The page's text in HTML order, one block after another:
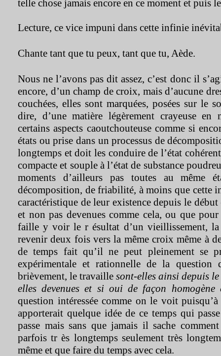
telle chose jamais encore en ce moment et puis
Lecture, ce vice impuni dans cette infinie
Chante tant que tu peux, tant que tu, Aède.
Nous ne l’avons pas dit assez, c’est donc il
encore, d’un champ de croix, mais d’aucune
couchées, elles sont marquées, posées sur le
dire, d’une matière légèrement crayeuse en
certains aspects caoutchouteuse comme si
états ou prise dans un processus de
longtemps et doit les conduire de l’état
compacte et souple à l’état de substance
moments d’ailleurs pas toutes au même
décomposition, de friabilité, à moins que cette
caractéristique de leur existence depuis le début
et non pas devenues comme cela, ou que
faille y voir le r ésultat d’un vieillissement, la
revenir deux fois vers la même croix même à
de temps fait qu’il ne peut pleinement se
expérimentale et rationnelle de la
brièvement, le travaille sont-elles ainsi depuis
elles devenues et si oui de façon
question intéressée comme on le voit
apporterait quelque idée de ce temps qui
passe mais sans que jamais il sache
parfois tr ès longtemps seulement très
même et que faire du temps avec cela.